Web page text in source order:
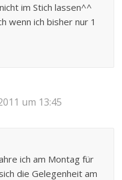
im Stich lassen^^
wenn ich bisher nur 1
um 13:45
ich am Montag für
die Gelegenheit am